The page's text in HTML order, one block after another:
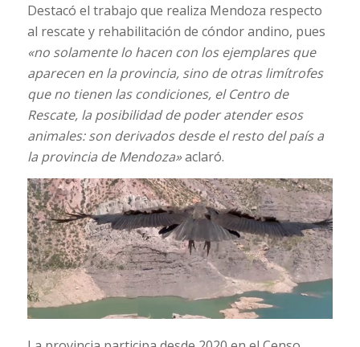
Destacó el trabajo que realiza Mendoza respecto
al rescate y rehabilitación de cóndor andino, pues
«no solamente lo hacen con los ejemplares que
aparecen en la provincia, sino de otras limítrofes
que no tienen las condiciones, el Centro de
Rescate, la posibilidad de poder atender esos
animales: son derivados desde el resto del país a
la provincia de Mendoza»aclaró.